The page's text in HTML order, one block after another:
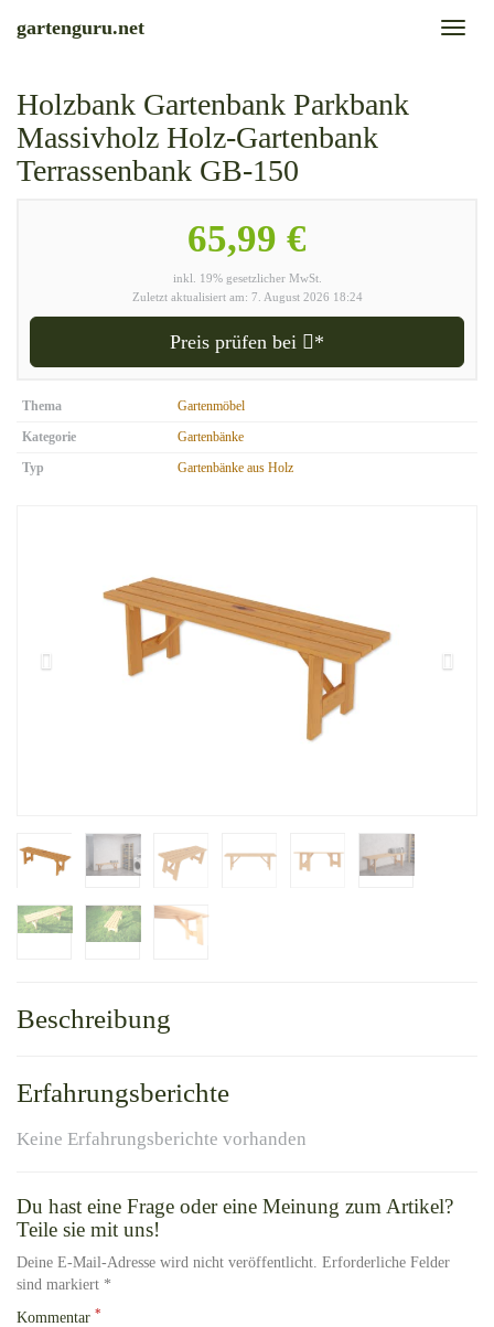
Toggle
gartenguru.net
Holzbank Gartenbank Parkbank
Massivholz Holz-Gartenbank
Terrassenbank GB-150
65,99 €
inkl. 19% gesetzlicher MwSt.
Zuletzt aktualisiert am: 7. August 2026 18:24
Preis prüfen bei *
Thema
Gartenmöbel
Kategorie
Gartenbänke
Typ
Gartenbänke aus Holz
Beschreibung
Erfahrungsberichte
Keine Erfahrungsberichte vorhanden
Du hast eine Frage oder eine Meinung zum Artikel?
Teile sie mit uns!
Deine E-Mail-Adresse wird nicht veröffentlicht. Erforderliche Felder
sind markiert *
Kommentar *